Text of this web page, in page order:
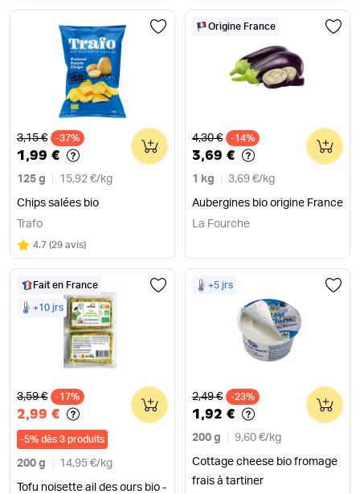
Ancien prix
3,15 € -37%
1,99 €
125 g 15,92 €/ kg
Chips salées bio
0
Trafo
Note
4.7 sur 5
(29 avis)
Origine France
Ancien prix
4,30 € -14%
3,69 €
1 kg 3,69 €/ kg
Aubergines bio origine France
0
La Fourche
Fait en France
+10 jrs
Ancien prix
3,59 € -17%
2,99 €
-5% dès 3 produits
200 g 14,95 €/ kg
Tofu noisette ail des ours bio -
0
+5 jrs
Ancien prix
2,49 € -23%
1,92 €
200 g 9,60 €/ kg
Cottage cheese bio fromage
frais à tartiner
0